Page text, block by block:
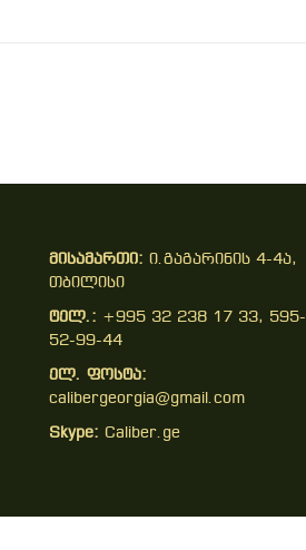
მისამართი: ი.გაგარინის 4-4ა,
თბილისი
ტელ.: +995 32 238 17 33, 595-
52-99-44
ელ. ფოსტა:
calibergeorgia@gmail.com
Skype: Caliber.ge